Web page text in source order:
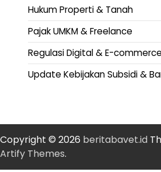
Hukum Properti & Tanah
Pajak UMKM & Freelance
Regulasi Digital & E-commerce
Update Kebijakan Subsidi &
Copyright © 2026 beritabavet.id
Artify Themes.